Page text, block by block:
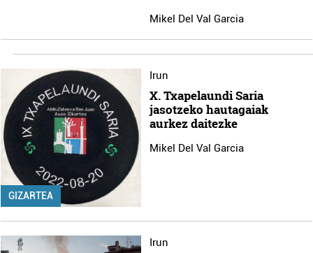
Mikel Del Val Garcia
GIZARTEA
Irun
X. Txapelaundi Saria
jasotzeko hautagaiak
aurkez daitezke
Mikel Del Val Garcia
Irun